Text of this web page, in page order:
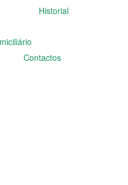
Historial
Contactos